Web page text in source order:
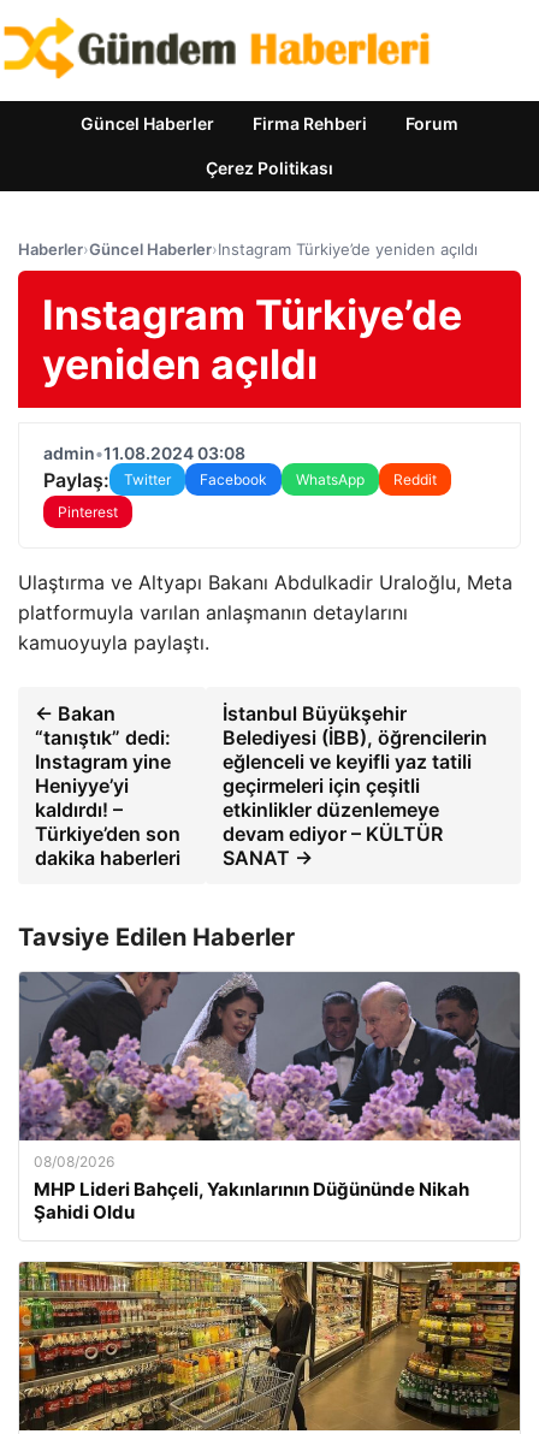
Güncel Haberler Firma Rehberi Forum
Çerez Politikası
Haberler›Güncel Haberler›Instagram Türkiye’de yeniden açıldı
Instagram Türkiye’de
yeniden açıldı
admin•11.08.2024 03:08
Paylaş: Twitter Facebook WhatsApp
Reddit
Pinterest
Ulaştırma ve Altyapı Bakanı Abdulkadir Uraloğlu, Meta
platformuyla varılan anlaşmanın detaylarını
kamuoyuyla paylaştı.
← Bakan
“tanıştık” dedi:
Instagram yine
Heniyye’yi
kaldırdı! –
Türkiye’den son
dakika haberleri
İstanbul Büyükşehir
Belediyesi (İBB), öğrencilerin
eğlenceli ve keyifli yaz tatili
geçirmeleri için çeşitli
etkinlikler düzenlemeye
devam ediyor – KÜLTÜR
SANAT →
Tavsiye Edilen Haberler
08/08/2026
MHP Lideri Bahçeli, Yakınlarının Düğününde Nikah
Şahidi Oldu